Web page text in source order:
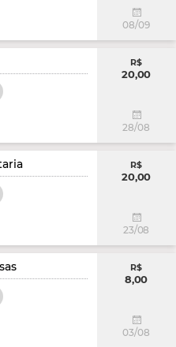
08/09
R$
20,00
28/08
R$
20,00
23/08
R$
8,00
03/08